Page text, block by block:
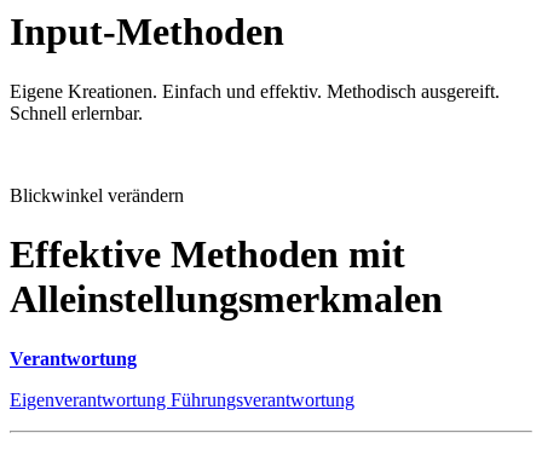
Input-Methoden
Eigene Kreationen. Einfach und effektiv. Methodisch ausgereift.
Schnell erlernbar.
Blickwinkel verändern
Effektive Methoden mit
Alleinstellungsmerkmalen
Verantwortung
Eigenverantwortung Führungsverantwortung